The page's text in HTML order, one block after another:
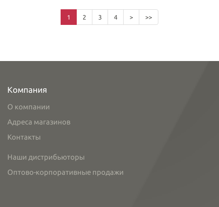
1 2 3 4 > >>
Компания
О компании
Адреса магазинов
Контакты
Наши дистрибьюторы
Оптово-корпоративные продажи